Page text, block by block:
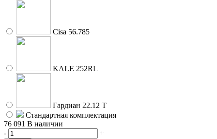
Cisa 56.785
KALE 252RL
Гардиан 22.12 Т
Стандартная комплектация
76 091 В наличии
-
+